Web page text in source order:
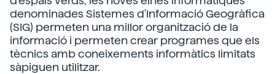
denominades Sistemes d'Informació Geogràfica
(SIG) permeten una millor organització de la
informació i permeten crear programes que els
tècnics amb coneixements informàtics limitats
sàpiguen utilitzar.